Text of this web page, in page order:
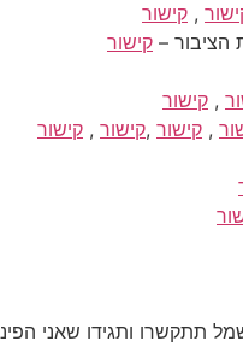
, קישור
הציבור – קישור
, קישור
, קישור ,קישור , קישור
תתקשרו ותגידו שאני